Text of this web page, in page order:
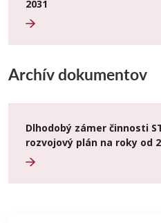
2031
Archív dokumentov
Dlhodobý zámer činnosti
rozvojový plán na roky od